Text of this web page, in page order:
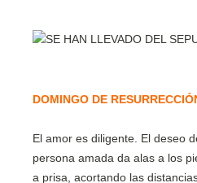
DOMINGO DE
El amor es diligente. El deseo
persona amada da alas a los
a prisa, acortando las